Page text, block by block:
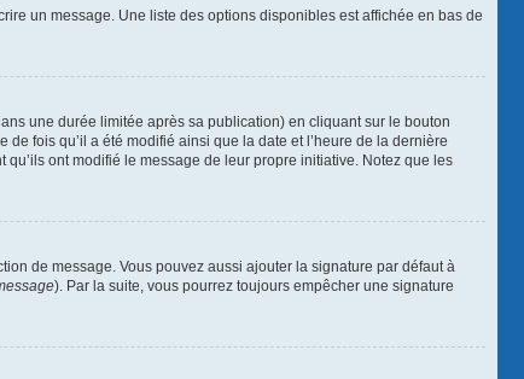
un message. Une liste des options disponibles est affichée en bas de
une durée limitée après sa publication) en cliquant sur le bouton
fois qu’il a été modifié ainsi que la date et l’heure de la dernière
ont modifié le message de leur propre initiative. Notez que les
de message. Vous pouvez aussi ajouter la signature par défaut à
). Par la suite, vous pourrez toujours empêcher une signature